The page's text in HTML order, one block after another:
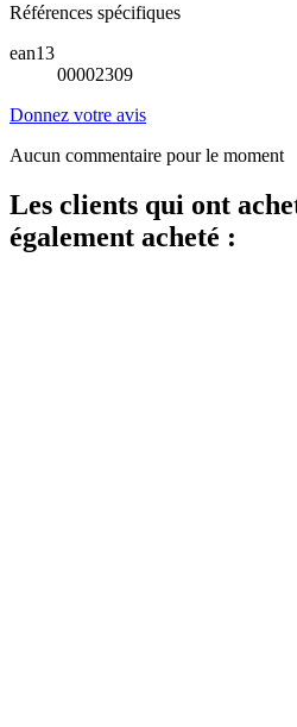
Références spécifiques
ean13
00002309
Donnez votre avis
Aucun commentaire pour le moment
Les clients qui ont
également acheté :